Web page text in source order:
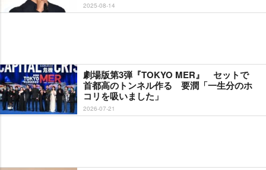
2025-08-14
劇場版第3弾『TOKYO MER』 セットで
首都高のトンネル作る 要潤「一生分のホ
コリを吸いました」
2026-07-21